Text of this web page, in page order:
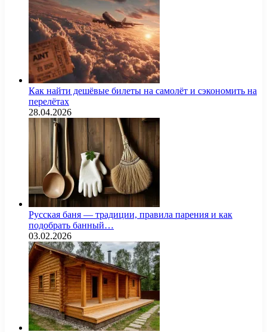
Как найти дешёвые билеты на самолёт и сэкономить на
перелётах
28.04.2026
Русская баня — традиции, правила парения и как
подобрать банный…
03.02.2026